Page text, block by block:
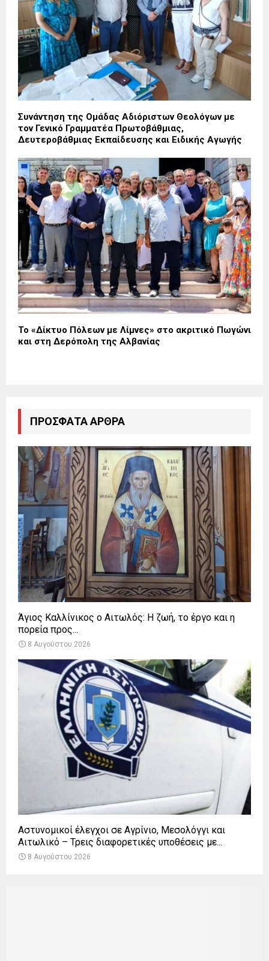
Συνάντηση της Ομάδας Αδιόριστων Θεολόγων με
τον Γενικό Γραμματέα Πρωτοβάθμιας,
Δευτεροβάθμιας Εκπαίδευσης και Ειδικής Αγωγής
Το «Δίκτυο Πόλεων με Λίμνες» στο ακριτικό Πωγώνι
και στη Δερόπολη της Αλβανίας
ΠΡΌΣΦΑΤΑ ΆΡΘΡΑ
Άγιος Καλλίνικος ο Αιτωλός: Η ζωή, το έργο και η
πορεία προς...
8 Αυγούστου 2026
Αστυνομικοί έλεγχοι σε Αγρίνιο, Μεσολόγγι και
Αιτωλικό – Τρεις διαφορετικές υποθέσεις με...
8 Αυγούστου 2026